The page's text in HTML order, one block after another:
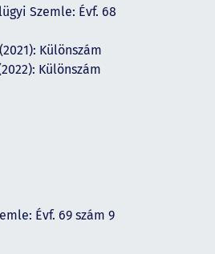
Szemle: Évf. 68
Különszám
Különszám
Évf. 69 szám 9